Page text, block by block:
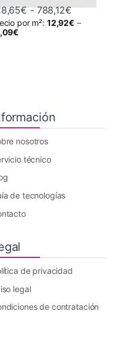
desde 35,42€
Las opciones se
€ - 788,12€Rango
por m²: 12,92€ –
€
producto tiene múltiples
nosotros
técnico
de tecnologías
de privacidad
legal
de contratación